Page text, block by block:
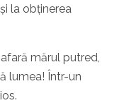
la obținerea
mărul putred,
lumea! Într-un